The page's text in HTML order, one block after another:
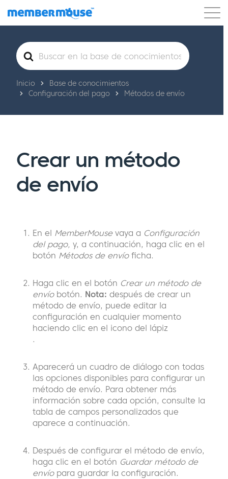
Características Clientes Precios
Comenzar
Buscar
Inicio
Base de conocimientos
Configuración del pago
Métodos de envío
Crear un método
de envío
En el MemberMousevaya a Configuración
del pago, y, a continuación, haga clic en el
botón Métodos de envíoficha.
Haga clic en el botón Crear un método de
envíobotón. Nota: después de crear un
método de envío, puede editar la
configuración en cualquier momento
haciendo clic en el icono del lápiz
.
Aparecerá un cuadro de diálogo con todas
las opciones disponibles para configurar un
método de envío. Para obtener más
información sobre cada opción, consulte la
tabla de campos personalizados que
aparece a continuación.
Después de configurar el método de envío,
haga clic en el botón Guardar método de
envíopara guardar la configuración.